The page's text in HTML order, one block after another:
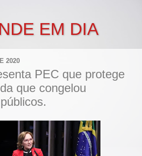
EM DIA
2020
PEC que protege
que congelou